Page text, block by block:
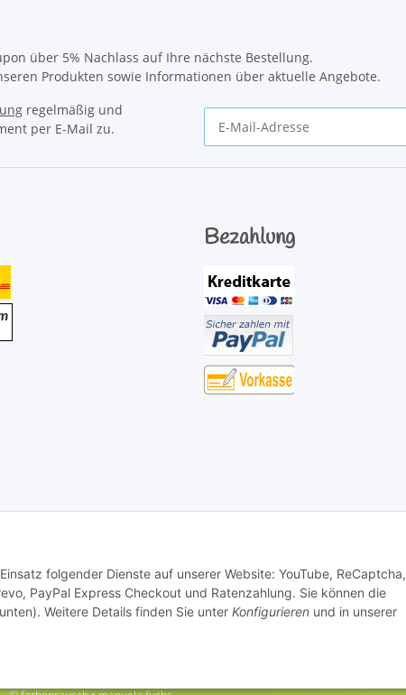
folgender Dienste auf unserer Website: YouTube, ReCaptcha,
PayPal Express Checkout und Ratenzahlung. Sie können die
Weitere Details finden Sie unter Konfigurieren und in unserer
über 5% Nachlass auf Ihre nächste Bestellung.
Produkten sowie Informationen über aktuelle Angebote.
regelmäßig und
per E-Mail zu.
Bezahlung